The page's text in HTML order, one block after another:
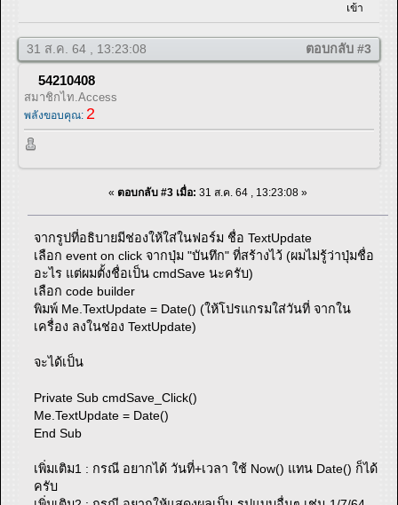
เข้า
31 ส.ค. 64 , 13:23:08 ตอบกลับ #3
54210408
สมาชิกไท.Access
พลังขอบคุณ: 2
« ตอบกลับ #3 เมื่อ: 31 ส.ค. 64 , 13:23:08 »
จากรูปที่อธิบายมีช่องให้ใส่ในฟอร์ม ชื่อ TextUpdate
เลือก event on click จากปุ่ม "บันทึก" ที่สร้างไว้ (ผมไม่รู้ว่าปุ่มชื่อ
อะไร แต่ผมตั้งชื่อเป็น cmdSave นะครับ)
เลือก code builder
พิมพ์ Me.TextUpdate = Date() (ให้โปรแกรมใส่วันที่ จากใน
เครื่อง ลงในช่อง TextUpdate)
จะได้เป็น
Private Sub cmdSave_Click()
Me.TextUpdate = Date()
End Sub
เพิ่มเติม1 : กรณี อยากได้ วันที่+เวลา ใช้ Now() แทน Date() ก็ได้
ครับ